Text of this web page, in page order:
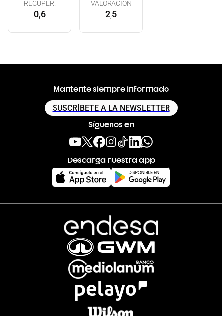
RECUPER.
0,6
VALORACIÓN
2,5
Mantente siempre informado
SUSCRÍBETE A LA NEWSLETTER
Síguenos en
Descarga nuestra app